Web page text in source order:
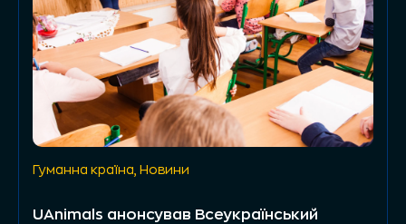
Гуманна країна Новини
UAnimals анонсував Всеукраїнський